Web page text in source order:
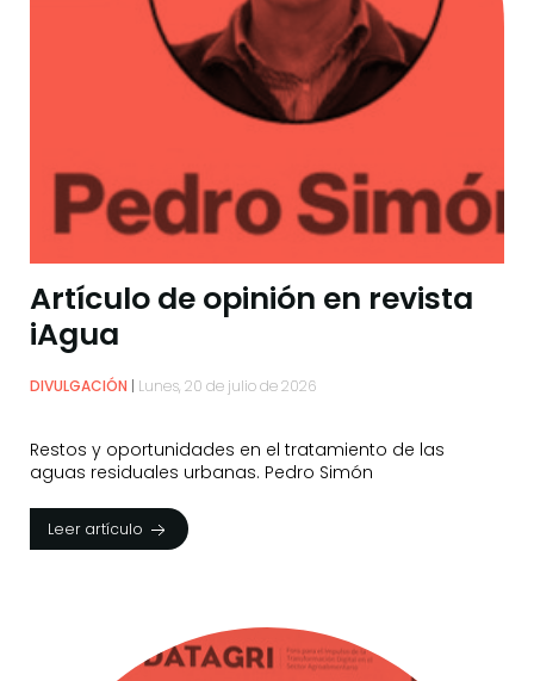
Artículo de opinión en revista
iAgua
DIVULGACIÓN Lunes, 20 de julio de 2026
Restos y oportunidades en el tratamiento de las
aguas residuales urbanas. Pedro Simón
Leer artículo